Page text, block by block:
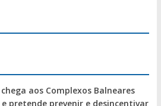
aos Complexos Balneares
pretende prevenir e desincentivar